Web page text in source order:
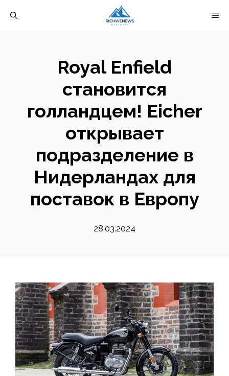
Royal Enfield
становится
голландцем! Eicher
открывает
подразделение в
Нидерландах для
поставок в Европу
28.03.2024